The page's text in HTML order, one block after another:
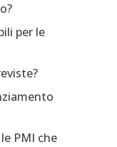
per le
PMI che